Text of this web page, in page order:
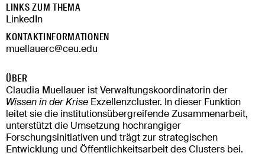
ÜBER
Claudia Muellauer ist Verwaltungskoordinatorin der
Wissen in der Krise Exzellenzcluster. In dieser Funktion
leitet sie die institutionsübergreifende Zusammenarbeit,
unterstützt die Umsetzung hochrangiger
Forschungsinitiativen und trägt zur strategischen
Entwicklung und Öffentlichkeitsarbeit des Clusters bei.
LINKS ZUM THEMA
LinkedIn
KONTAKTINFORMATIONEN
muellauerc@ceu.edu